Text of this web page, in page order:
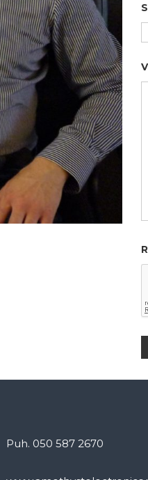
Puh. 050 587 2670